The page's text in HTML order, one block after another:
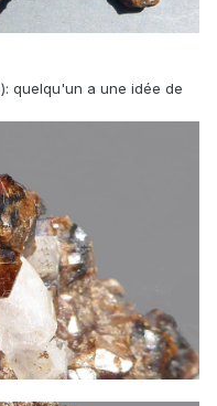
quelqu'un a une idée de